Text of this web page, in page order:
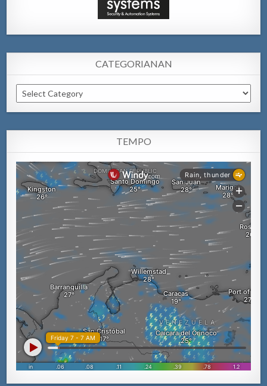
CATEGORIANAN
Categorianan
TEMPO